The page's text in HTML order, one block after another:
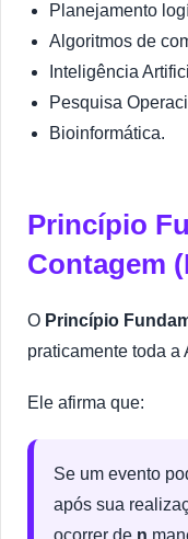
Planejamento
Algoritmos de
Inteligência
Pesquisa
Bioinformática.
Princípio
Contagem
O Princípio
praticamente toda a
Ele afirma que:
Se um evento
após sua
ocorrer de n